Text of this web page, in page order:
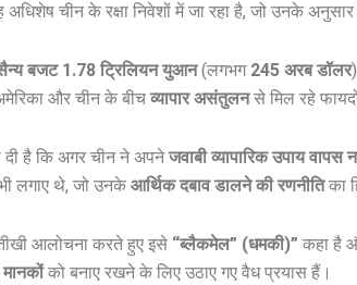
चीन के रक्षा निवेशों में जा रहा है, जो उनके अनुसार
बजट 1.78 ट्रिलियन युआन(लगभग 245 अरब डॉलर
और चीन के बीच व्यापार असंतुलनसे मिल रहे
है कि अगर चीन ने अपनेजवाबी व्यापारिक उपाय वापस
लगाए थे, जो उनके आर्थिक दबाव डालने की रणनीतिका
आलोचना करते हुए इसे “ब्लैकमेल” (धमकी)” कहा है
मानकोंको बनाए रखने के लिए उठाए गए वैध प्रयास हैं।